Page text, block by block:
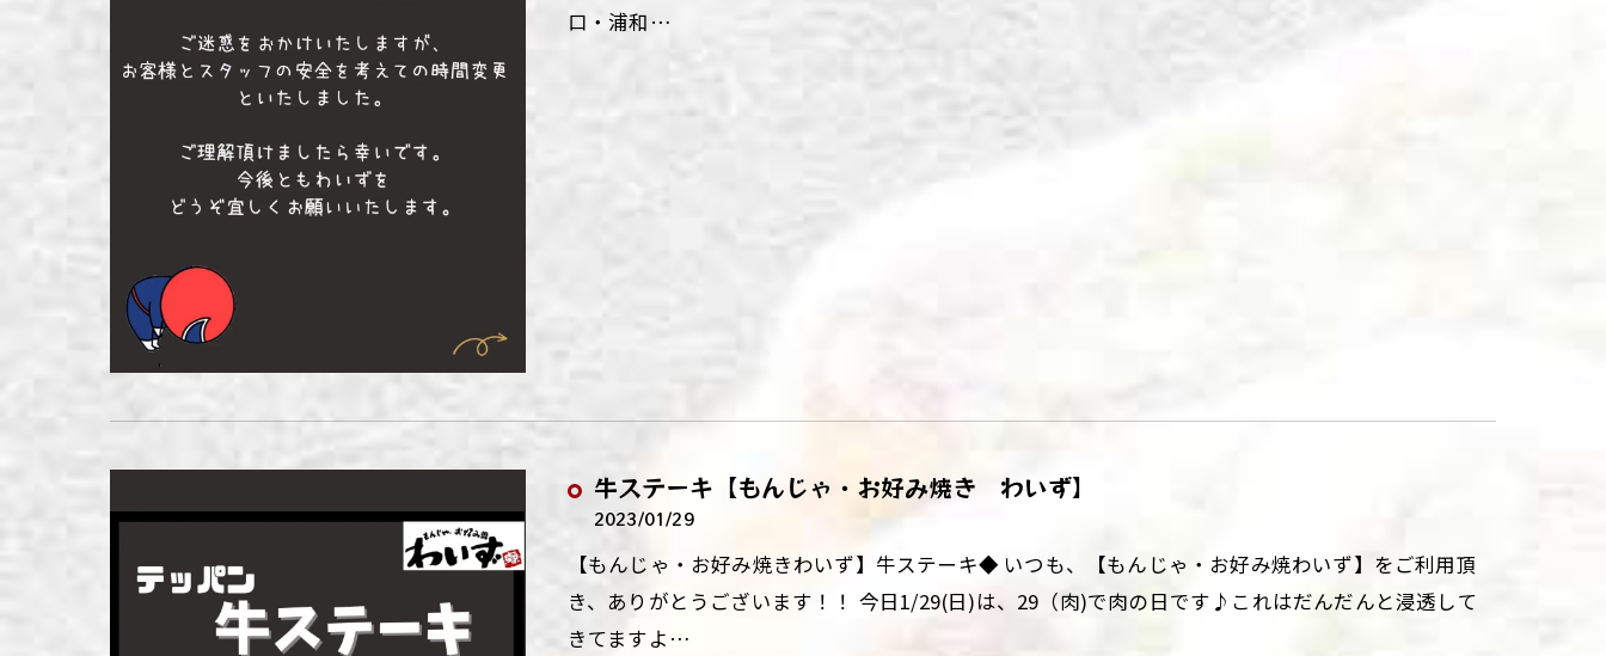
口・浦和…
牛ステーキ【もんじゃ・お好み焼き わいず】
2023/01/29
【もんじゃ・お好み焼きわいず】牛ステーキ◆ いつも、【もんじゃ・お好み焼わいず】をご利用頂
き、ありがとうございます！！ 今日1/29(日)は、29（肉)で肉の日です♪これはだんだんと浸透して
きてますよ…